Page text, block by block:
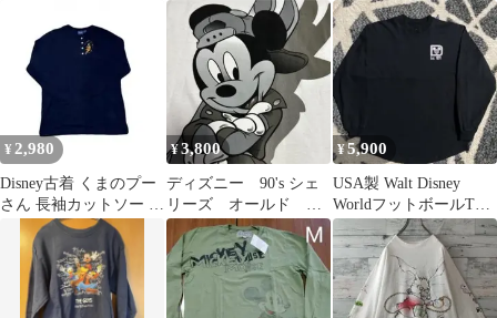
マウス 長袖Tシャツ
¥ 2,980
Disney古着 くまのプー
さん 長袖カットソー L
ロング丈
¥3,800
ディズニー 90's シェ
リーズ オールド ヴ
ィンテージ 長袖Tシ
ャツ メンズ
¥5,900
USA製 Walt Disney
WorldフットボールTシ
ャツ 黒 ミッキー